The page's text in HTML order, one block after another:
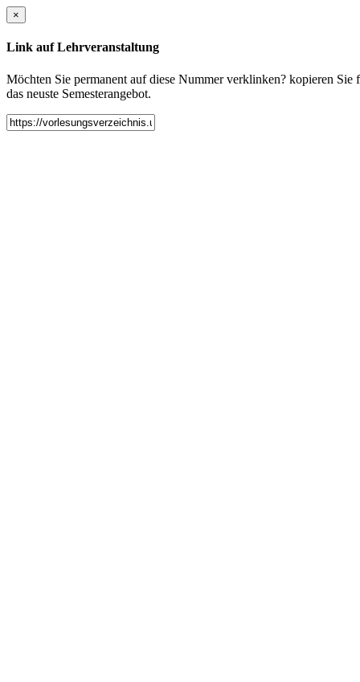
×
Link auf Lehrveranstaltung
Möchten Sie permanent auf diese Nummer verklinken? kopieren
das neuste Semesterangebot.